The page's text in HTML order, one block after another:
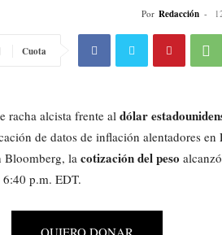
Por Redacción -
Cuota
racha alcista frente aldólar
de datos de inflación alentadores en
Bloomberg, la cotización del peso
p.m. EDT.